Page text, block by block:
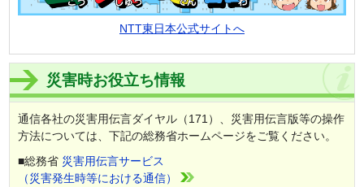
NTT東日本公式サイトへ
災害時お役立ち情報
通信各社の災害用伝言ダイヤル（171）、災害用伝言版等の操作
方法については、下記の総務省ホームページをご覧ください。
■総務省 災害用伝言サービス
（災害発生時等における通信）